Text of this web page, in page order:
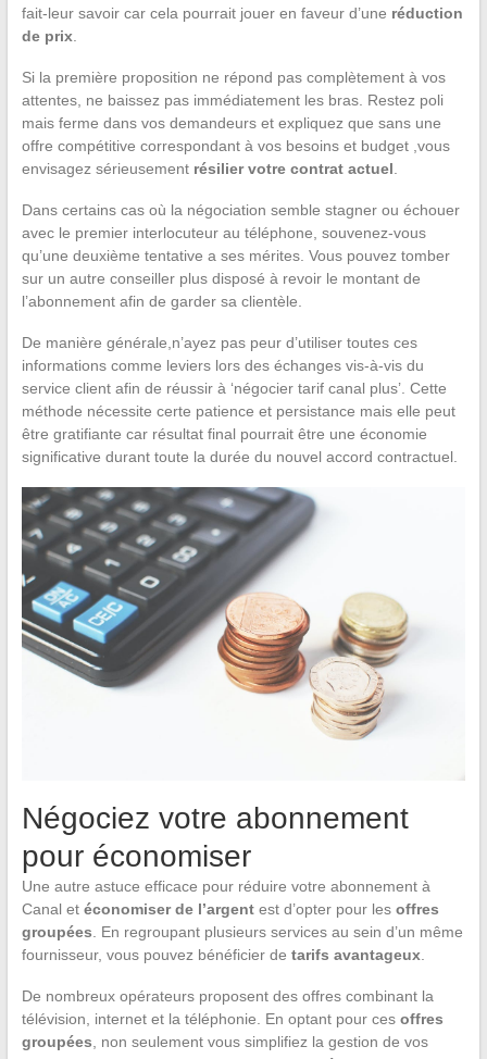
fait-leur savoir car cela pourrait jouer en faveur d’une réduction
de prix.
Si la première proposition ne répond pas complètement à vos
attentes, ne baissez pas immédiatement les bras. Restez poli
mais ferme dans vos demandeurs et expliquez que sans une
offre compétitive correspondant à vos besoins et budget ,vous
envisagez sérieusement résilier votre contrat actuel
Dans certains cas où la négociation semble stagner ou échouer
avec le premier interlocuteur au téléphone, souvenez-vous
qu’une deuxième tentative a ses mérites. Vous pouvez tomber
sur un autre conseiller plus disposé à revoir le montant de
l’abonnement afin de garder sa clientèle.
De manière générale,n’ayez pas peur d’utiliser toutes ces
informations comme leviers lors des échanges vis-à-vis du
service client afin de réussir à ‘négocier tarif canal plus’. Cette
méthode nécessite certe patience et persistance mais elle peut
être gratifiante car résultat final pourrait être une économie
significative durant toute la durée du nouvel accord contractuel.
Négociez votre abonnement
pour économiser
Une autre astuce efficace pour réduire votre abonnement à
Canal et économiser de l’argentest d’opter pour les offres
groupées . En regroupant plusieurs services au sein d’un même
fournisseur, vous pouvez bénéficier de tarifs avantageux.
De nombreux opérateurs proposent des offres combinant la
télévision, internet et la téléphonie. En optant pour ces offres
groupées , non seulement vous simplifiez la gestion de vos